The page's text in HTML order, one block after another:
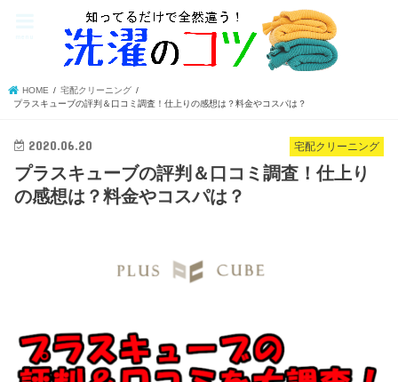
HOME
宅配クリーニング
プラスキューブの評判＆口コミ調査！仕上りの感想は？料金やコスパは？
宅配クリーニング
2020.06.20
プラスキューブの評判＆口コミ調査！仕上り
の感想は？料金やコスパは？